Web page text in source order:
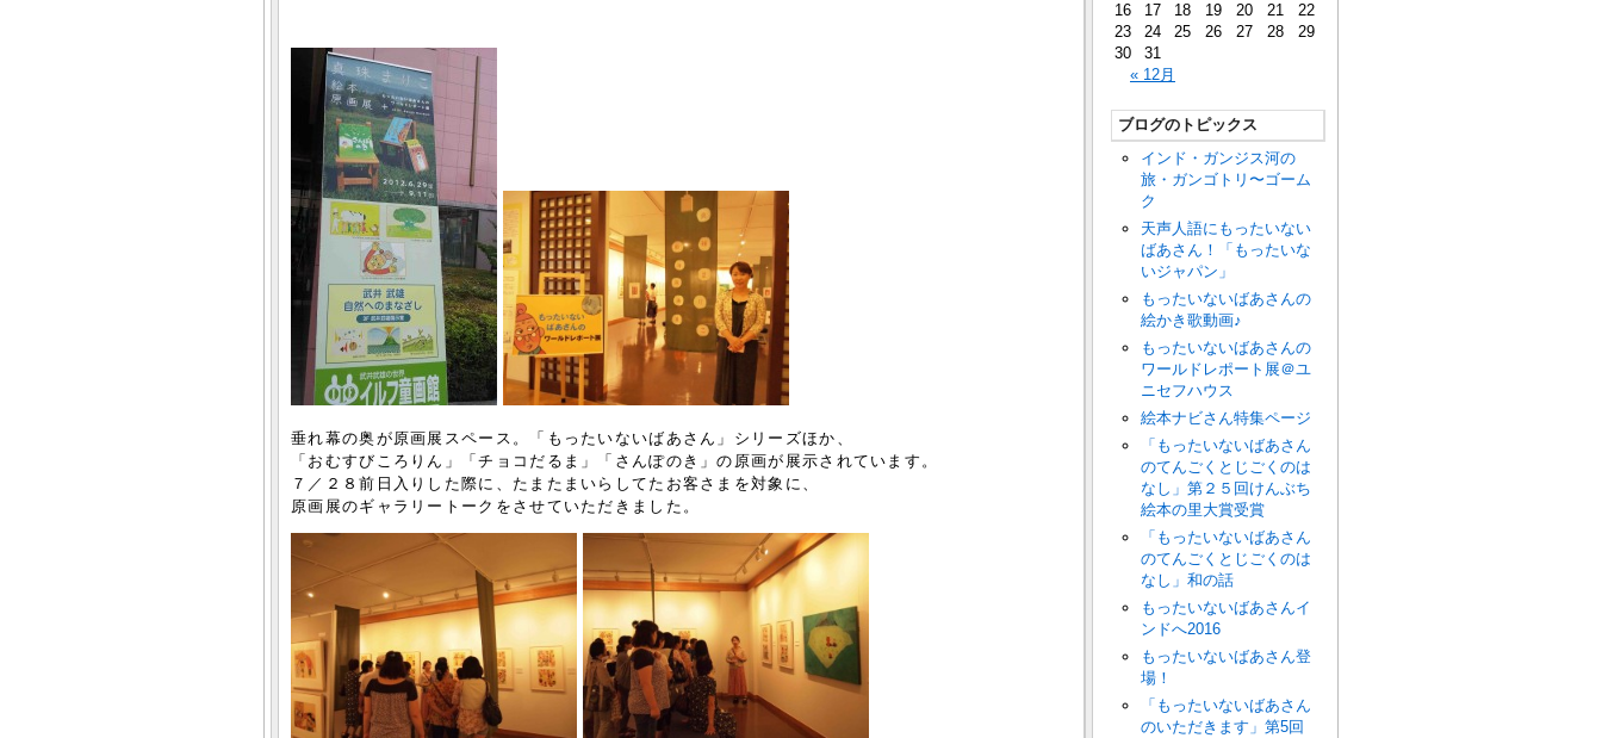
垂れ幕の奥が原画展スペース。「もったいないばあさん」シリーズほか、
「おむすびころりん」「チョコだるま」「さんぽのき」の原画が展示されています。
７／２８前日入りした際に、たまたまいらしてたお客さまを対象に、
原画展のギャラリートークをさせていただきました。
« 12月
16
17 18 19 20 21
22
23
24 25 26 27 28
29
30
31
ブログのトピックス
インド・ガンジス河の
旅・ガンゴトリ〜ゴーム
ク
天声人語にもったいない
ばあさん！「もったいな
いジャパン」
もったいないばあさんの
絵かき歌動画♪
もったいないばあさんの
ワールドレポート展＠ユ
ニセフハウス
絵本ナビさん特集ページ
「もったいないばあさん
のてんごくとじごくのは
なし」第２５回けんぶち
絵本の里大賞受賞
「もったいないばあさん
のてんごくとじごくのは
なし」和の話
もったいないばあさんイ
ンドへ2016
もったいないばあさん登
場！
「もったいないばあさん
のいただきます」第5回